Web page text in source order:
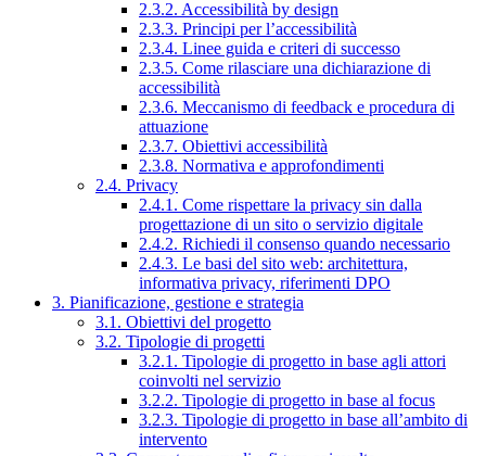
2.3.2. Accessibilità by design
2.3.3. Principi per l’accessibilità
2.3.4. Linee guida e criteri di successo
2.3.5. Come rilasciare una dichiarazione di
accessibilità
2.3.6. Meccanismo di feedback e procedura di
attuazione
2.3.7. Obiettivi accessibilità
2.3.8. Normativa e approfondimenti
2.4. Privacy
2.4.1. Come rispettare la privacy sin dalla
progettazione di un sito o servizio digitale
2.4.2. Richiedi il consenso quando necessario
2.4.3. Le basi del sito web: architettura,
informativa privacy, riferimenti DPO
3. Pianificazione, gestione e strategia
3.1. Obiettivi del progetto
3.2. Tipologie di progetti
3.2.1. Tipologie di progetto in base agli attori
coinvolti nel servizio
3.2.2. Tipologie di progetto in base al focus
3.2.3. Tipologie di progetto in base all’ambito di
intervento